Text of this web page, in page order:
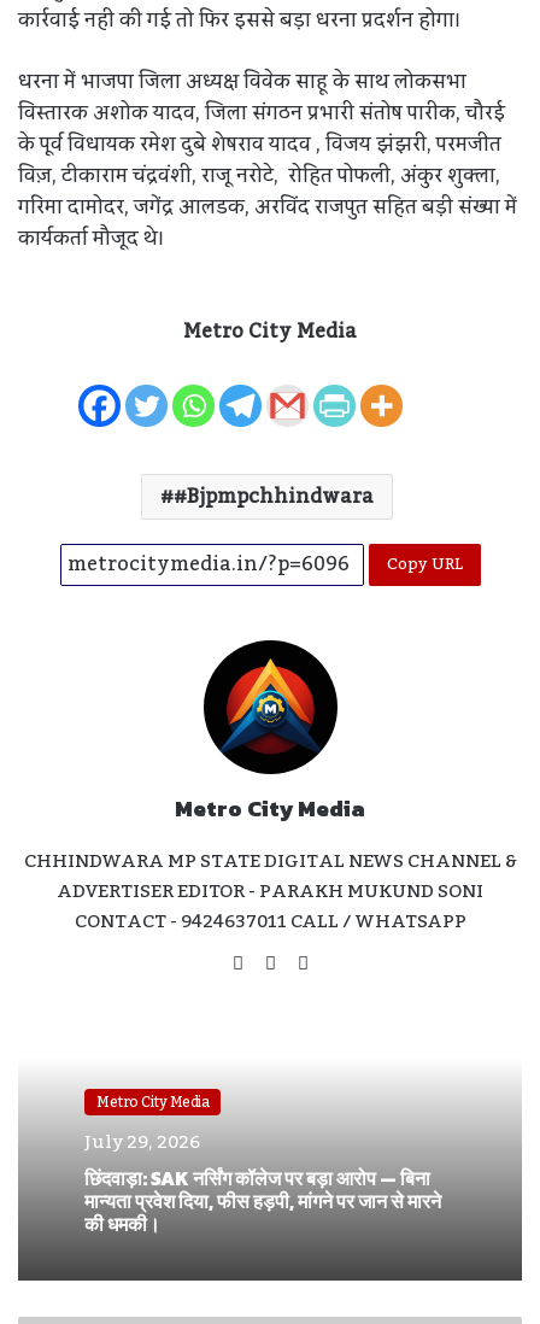
कार्रवाई नही की गई तो फिर इससे बड़ा धरना प्रदर्शन होगा।
धरना में भाजपा जिला अध्यक्ष विवेक साहू के साथ लोकसभा
विस्तारक अशोक यादव, जिला संगठन प्रभारी संतोष पारीक, चौरई
के पूर्व विधायक रमेश दुबे शेषराव यादव , विजय झंझरी, परमजीत
विज़, टीकाराम चंद्रवंशी, राजू नरोटे, रोहित पोफली, अंकुर शुक्ला,
गरिमा दामोदर, जगेंद्र आलडक, अरविंद राजपुत सहित बड़ी संख्या में
कार्यकर्ता मौजूद थे।
Metro City Media
#bjpmpchhindwara
Copy URL
Metro City Media
CHHINDWARA MP STATE DIGITAL NEWS CHANNEL &
ADVERTISER EDITOR - PARAKH MUKUND SONI
CONTACT - 9424637011 CALL / WHATSAPP
WebsiteFacebook
Metro City Media
July 29, 2026
छिंदवाड़ा: SAK नर्सिंग कॉलेज पर बड़ा आरोप — बिना
मान्यता प्रवेश दिया, फीस हड़पी, मांगने पर जान से मारने
की धमकी।